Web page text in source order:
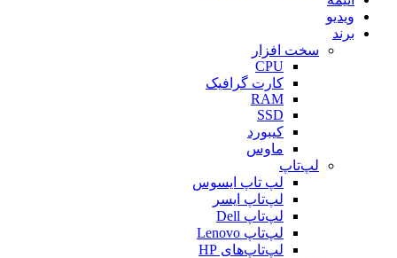
ویدیو
برند
سخت افزار
CPU
کارت گرافیک
RAM
SSD
کیبورد
ماوس
لپ‌تاپ
لپ تاپ ایسوس
لپ‌تاپ ایسر
لپ‌تاپ Dell
لپ‌تاپ Lenovo
لپ‌تاپ‌های HP